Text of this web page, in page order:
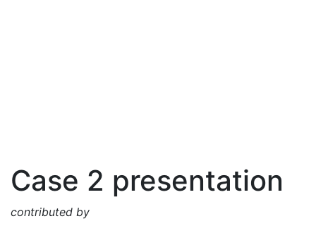
Case 2 presentation
contributed by